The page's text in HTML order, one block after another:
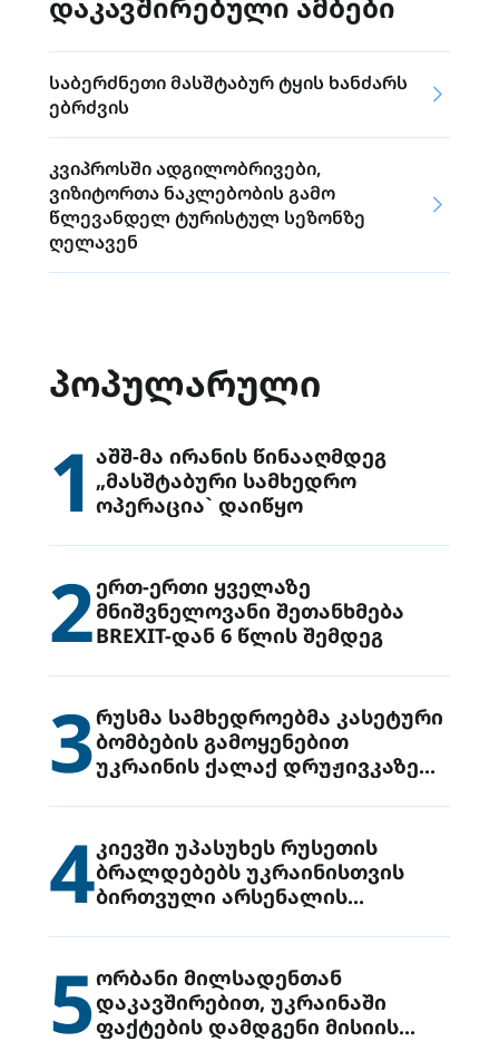
საბერძნეთი მასშტაბურ ტყის ხანძარს
ებრძვის
კვიპროსში ადგილობრივები,
ვიზიტორთა ნაკლებობის გამო
წლევანდელ ტურისტულ სეზონზე
ღელავენ
ᲞᲝᲞᲣᲚᲐᲠᲣᲚᲘ
1 აშშ-მა ირანის წინააღმდეგ
„მასშტაბური სამხედრო
ოპერაცია` დაიწყო
2ერთ-ერთი ყველაზე
მნიშვნელოვანი შეთანხმება
BREXIT-დან 6 წლის შემდეგ
3რუსმა სამხედროებმა კასეტური
ბომბების გამოყენებით
უკრაინის ქალაქ დრუჟივკაზე
4კიევში უპასუხეს რუსეთის
ბრალდებებს უკრაინისთვის
ბირთვული არსენალის
5ორბანი მილსადენთან
დაკავშირებით, უკრაინაში
ფაქტების დამდგენი მისიის